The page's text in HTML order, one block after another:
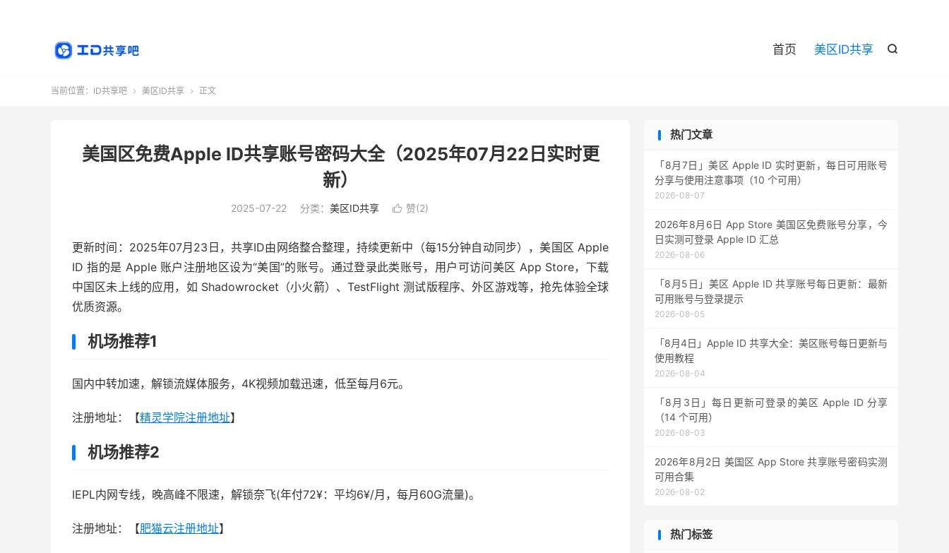

首页 美区ID共享
当前位置： ID共享吧  美区ID共享  正文
美国区免费Apple ID共享账号密码大全（2025年07月22日实时更
新）
2025-07-22 分类： 美区ID共享  赞(2)
更新时间：2025年07月23日，共享ID由网络整合整理，持续更新中（每15分钟自动同步），美国区 Apple
ID 指的是 Apple 账户注册地区设为“美国”的账号。通过登录此类账号，用户可访问美区 App Store，下载
中国区未上线的应用，如 Shadowrocket（小火箭）、TestFlight 测试版程序、外区游戏等，抢先体验全球
优质资源。
机场推荐1
国内中转加速，解锁流媒体服务，4K视频加载迅速，低至每月6元。
注册地址：【精灵学院注册地址】
机场推荐2
IEPL内网专线，晚高峰不限速，解锁奈飞(年付72¥：平均6¥/月，每月60G流量)。
注册地址：【肥猫云注册地址】
热门文章
「8月7日」美区 Apple ID 实时更新，每日可用账号
分享与使用注意事项（10 个可用）
2026-08-07
2026年8月6日 App Store 美国区免费账号分享，今
日实测可登录 Apple ID 汇总
2026-08-06
「8月5日」美区 Apple ID 共享账号每日更新：最新
可用账号与登录提示
2026-08-05
「8月4日」Apple ID 共享大全：美区账号每日更新与
使用教程
2026-08-04
「8月3日」每日更新可登录的美区 Apple ID 分享
（14 个可用）
2026-08-03
2026年8月2日 美国区 App Store 共享账号密码实测
可用合集
2026-08-02
热门标签